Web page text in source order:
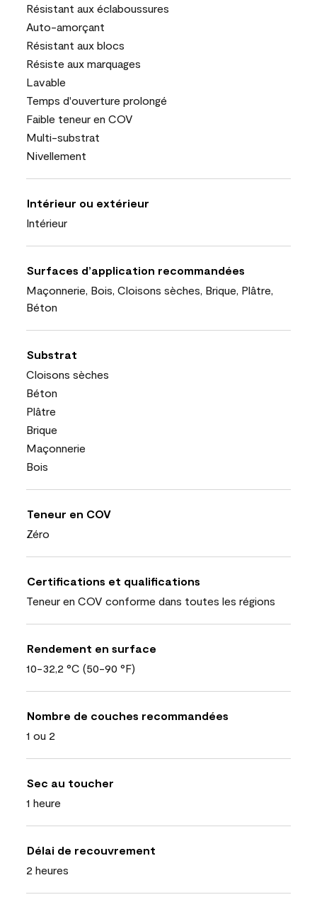
Résistant aux éclaboussures
Auto-amorçant
Résistant aux blocs
Résiste aux marquages
Lavable
Temps d'ouverture prolongé
Faible teneur en COV
Multi-substrat
Nivellement
Intérieur ou extérieur
Intérieur
Surfaces d’application recommandées
Maçonnerie, Bois, Cloisons sèches, Brique, Plâtre,
Béton
Substrat
Cloisons sèches
Béton
Plâtre
Brique
Maçonnerie
Bois
Teneur en COV
Zéro
Certifications et qualifications
Teneur en COV conforme dans toutes les régions
Rendement en surface
10-32,2 °C (50-90 °F)
Nombre de couches recommandées
1 ou 2
Sec au toucher
1 heure
Délai de recouvrement
2 heures